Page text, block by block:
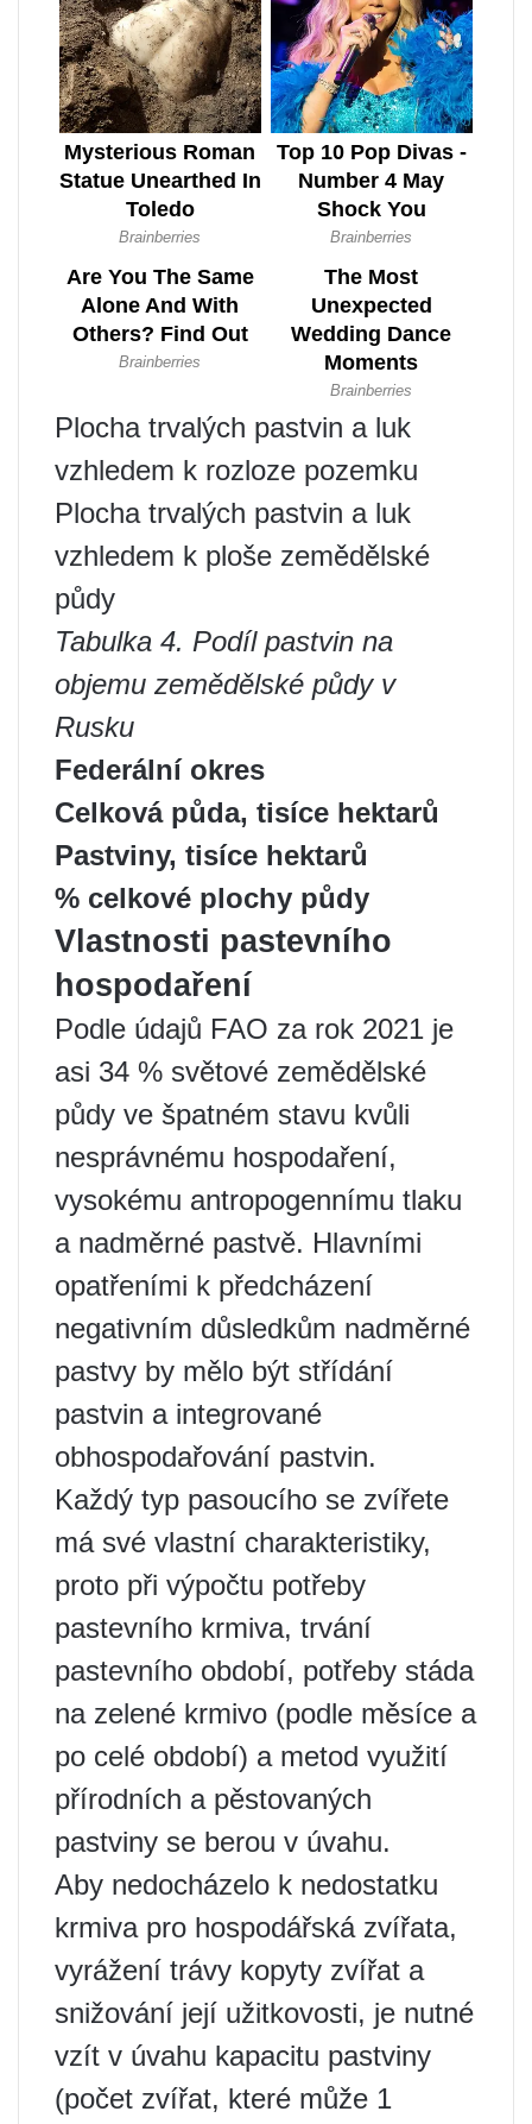
Plocha trvalých pastvin a luk
vzhledem k rozloze pozemku
Plocha trvalých pastvin a luk
vzhledem k ploše zemědělské
půdy
Tabulka 4. Podíl pastvin na
objemu zemědělské půdy v
Rusku
Federální okres
Celková půda, tisíce hektarů
Pastviny, tisíce hektarů
% celkové plochy půdy
Vlastnosti pastevního
hospodaření
Podle údajů FAO za rok 2021 je
asi 34 % světové zemědělské
půdy ve špatném stavu kvůli
nesprávnému hospodaření,
vysokému antropogennímu tlaku
a nadměrné pastvě. Hlavními
opatřeními k předcházení
negativním důsledkům nadměrné
pastvy by mělo být střídání
pastvin a integrované
obhospodařování pastvin.
Každý typ pasoucího se zvířete
má své vlastní charakteristiky,
proto při výpočtu potřeby
pastevního krmiva, trvání
pastevního období, potřeby stáda
na zelené krmivo (podle měsíce a
po celé období) a metod využití
přírodních a pěstovaných
pastviny se berou v úvahu.
Aby nedocházelo k nedostatku
krmiva pro hospodářská zvířata,
vyrážení trávy kopyty zvířat a
snižování její užitkovosti, je nutné
vzít v úvahu kapacitu pastviny
(počet zvířat, které může 1